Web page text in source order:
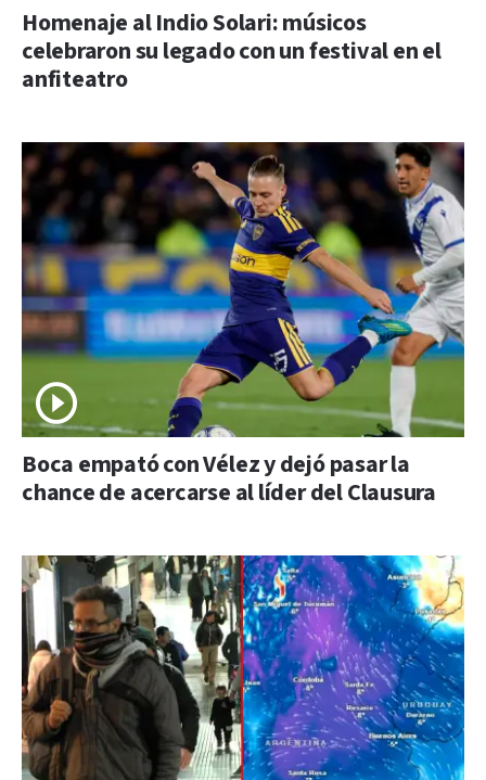
Homenaje al Indio Solari: músicos
celebraron su legado con un festival en el
anfiteatro
Boca empató con Vélez y dejó pasar la
chance de acercarse al líder del Clausura